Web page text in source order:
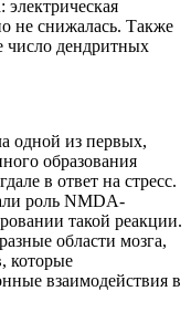
электрическая
не снижалась. Также
число дендритных
одной из первых,
образования
в ответ на стресс.
роль NMDA-
такой реакции.
области мозга,
которые
взаимодействия в